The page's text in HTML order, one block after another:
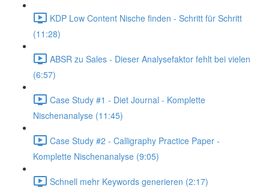
KDP Low Content Nische finden - Schritt für Schritt
(11:28)
ABSR zu Sales - Dieser Analysefaktor fehlt bei vielen
(6:57)
Case Study #1 - Diet Journal - Komplette
Nischenanalyse (11:45)
Case Study #2 - Calligraphy Practice Paper -
Komplette Nischenanalyse (9:05)
Schnell mehr Keywords generieren (2:17)